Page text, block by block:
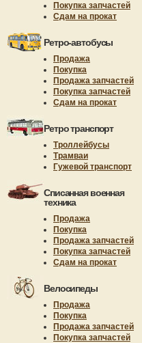
Покупка запчастей
Сдам на прокат
Ретро-автобусы
Продажа
Покупка
Продажа запчастей
Покупка запчастей
Сдам на прокат
Ретро транспорт
Троллейбусы
Трамваи
Гужевой транспорт
Списанная военная
техника
Продажа
Покупка
Продажа запчастей
Покупка запчастей
Сдам на прокат
Велосипеды
Продажа
Покупка
Продажа запчастей
Покупка запчастей